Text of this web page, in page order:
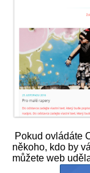
Pokud ovládáte
někoho, kdo by
můžete web